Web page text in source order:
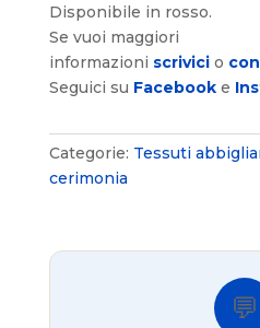
Disponibile in rosso.
Se vuoi maggiori
informazioni scrivici o
Seguici su Facebooke
Categorie: Tessuti
cerimonia
💬